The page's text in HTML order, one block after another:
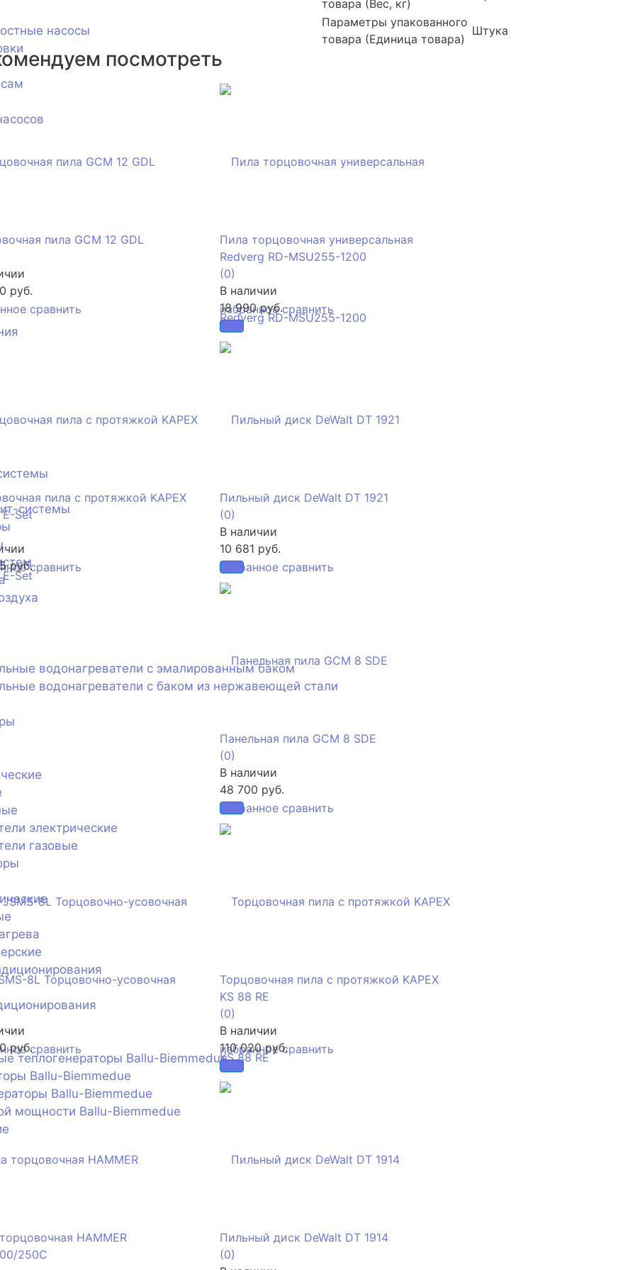
насосы
системы
водонагреватели с эмалированным баком
водонагреватели с баком из нержавеющей стали
электрические
газовые
теплогенераторы Ballu-Biemmedue
Ballu-Biemmedue
Ballu-Biemmedue
мощности Ballu-Biemmedue
товара (Вес, кг)
Параметры упакованного
товара (Единица товара)
Штука
посмотреть
сравнить
пила GCM 12 GDL
руб.
избранное сравнить
Пила торцовочная универсальная
Redverg RD-MSU255-1200
(0)
В наличии
18 990 руб.
сравнить
пила с протяжкой KAPEX
E-Set
руб.
избранное сравнить
Пильный диск DeWalt DT 1921
(0)
В наличии
10 681 руб.
избранное сравнить
Панельная пила GCM 8 SDE
(0)
В наличии
48 700 руб.
сравнить
8L Торцовочно-усовочная
руб.
избранное сравнить
Торцовочная пила с протяжкой KAPEX
KS 88 RE
(0)
В наличии
110 020 руб.
HAMMER
250C
Пильный диск DeWalt DT 1914
(0)